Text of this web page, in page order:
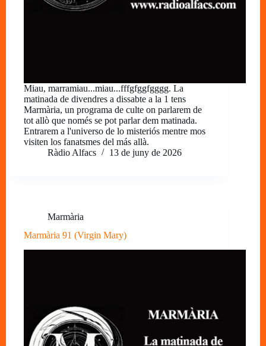
Miau, marramiau...miau...fffgfggfgggg. La
matinada de divendres a dissabte a la 1 tens
Marmària, un programa de culte on parlarem de
tot allò que només se pot parlar dem matinada.
Entrarem a l'universo de lo misteriós mentre mos
visiten los fanatsmes del más allà.
Ràdio Alfacs
13 de juny de 2026
Marmària
Marmària 91 (Virgin Mary)